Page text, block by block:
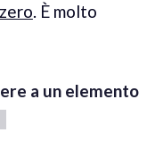
. È molto
a un elemento